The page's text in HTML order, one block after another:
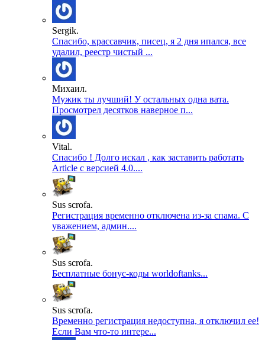
Sergik.
Спасибо, крассавчик, писец, я 2 дня ипался, все
удалил, реестр чистый ...
Михаил.
Мужик ты лучший! У остальных одна вата.
Просмотрел десятков наверное п...
Vital.
Спасибо ! Долго искал , как заставить работать
Article с версией 4.0....
Sus scrofa.
Регистрация временно отключена из-за спама. С
уважением, админ....
Sus scrofa.
Бесплатные бонус-коды worldoftanks...
Sus scrofa.
Временно регистрация недоступна, я отключил ее!
Если Вам что-то интере...